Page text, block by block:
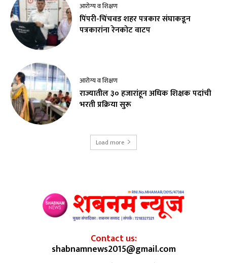
आरोग्य व शिक्षण
पिंपरी-चिंचवड शहर पत्रकार संघाकडून
पत्रकारांना रेनकोट वाटप
आरोग्य व शिक्षण
राज्यातील ३० हजारांहून अधिक शिक्षक पदांची
भरती प्रक्रिया सुरू
Load more
Contact us:
shabnamnews2015@gmail.com